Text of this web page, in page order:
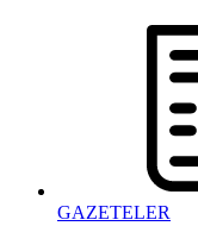
GAZETELER